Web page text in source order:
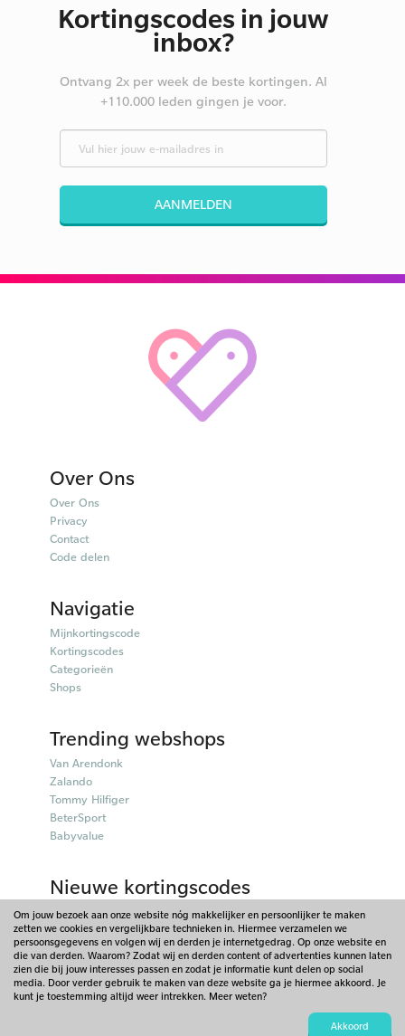
Kortingscodes in jouw
inbox?
Ontvang 2x per week de beste kortingen. Al
+110.000 leden gingen je voor.
AANMELDEN
Over Ons
Over Ons
Privacy
Contact
Code delen
Navigatie
Mijnkortingscode
Kortingscodes
Categorieën
Shops
Trending webshops
Van Arendonk
Zalando
Tommy Hilfiger
BeterSport
Babyvalue
Nieuwe kortingscodes
50plusmobiel kortingscodes
Parfumado kortingscodes
Fitpen kortingscodes
Things I Like Things I Love kortingscodes
Briters kortingscodes
© 2026 - Mijnkortingscode - Nederland. Onderdeel van Scoupr.com
Om jouw bezoek aan onze website nóg makkelijker en persoonlijker te maken
zetten we cookies en vergelijkbare technieken in. Hiermee verzamelen we
persoonsgegevens en volgen wij en derden je internetgedrag. Op onze website en
die van derden. Waarom? Zodat wij en derden content of advertenties kunnen laten
zien die bij jouw interesses passen en zodat je informatie kunt delen op social
media. Door verder gebruik te maken van deze website ga je hiermee akkoord. Je
kunt je toestemming altijd weer intrekken. Meer weten?
Akkoord